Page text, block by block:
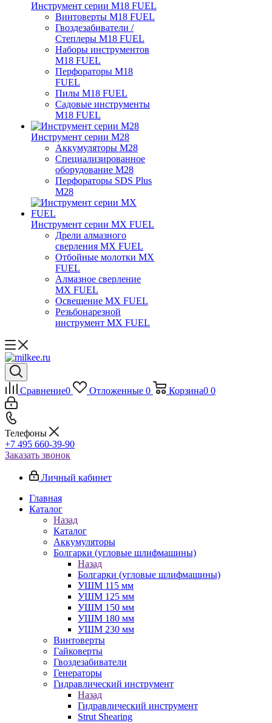
Инструмент серии M18 FUEL
Винтоверты M18 FUEL
Гвоздезабиватели /
Степлеры M18 FUEL
Наборы инструментов
M18 FUEL
Перфораторы M18
FUEL
Пилы M18 FUEL
Садовые инструменты
M18 FUEL
Инструмент серии M28
Аккумуляторы M28
Специализированное
оборудование M28
Перфораторы SDS Plus
M28
Инструмент серии MX FUEL
Дрели алмазного
сверления MX FUEL
Отбойные молотки MX
FUEL
Алмазное сверление
MX FUEL
Освещение MX FUEL
Резьбонарезной
инструмент MX FUEL
Сравнение0 Отложенные 0 Корзина0 0
Телефоны
+7 495 660-39-90
Заказать звонок
Личный кабинет
Главная
Каталог
Назад
Каталог
Аккумуляторы
Болгарки (угловые шлифмашины)
Назад
Болгарки (угловые шлифмашины)
УШМ 115 мм
УШМ 125 мм
УШМ 150 мм
УШМ 180 мм
УШМ 230 мм
Винтоверты
Гайковерты
Гвоздезабиватели
Генераторы
Гидравлический инструмент
Назад
Гидравлический инструмент
Strut Shearing